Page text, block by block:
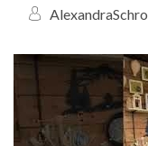
AlexandraSchro